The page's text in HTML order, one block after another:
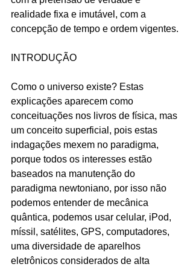
realidade fixa e imutável, com a
concepção de tempo e ordem vigentes.
INTRODUÇÃO
Como o universo existe? Estas
explicações aparecem como
conceituações nos livros de física, mas
um conceito superficial, pois estas
indagações mexem no paradigma,
porque todos os interesses estão
baseados na manutenção do
paradigma newtoniano, por isso não
podemos entender de mecânica
quântica, podemos usar celular, iPod,
míssil, satélites, GPS, computadores,
uma diversidade de aparelhos
eletrônicos considerados de alta